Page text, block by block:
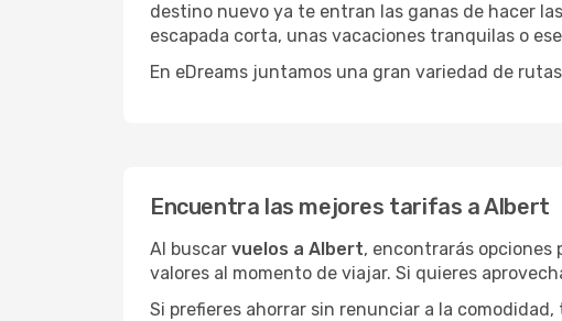
destino nuevo ya te entran las ganas de hacer
escapada corta, unas vacaciones tranquilas o
En eDreams juntamos una gran variedad de
Encuentra las mejores tarifas a Albert
Al buscar vuelos a Albert, encontrarás opciones
valores al momento de viajar. Si quieres
Si prefieres ahorrar sin renunciar a la